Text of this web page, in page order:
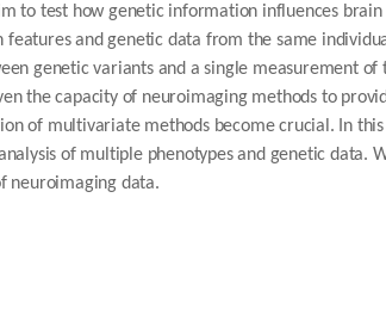
to test how genetic information influences
features and genetic data from the same
genetic variants and a single measurement
the capacity of neuroimaging methods to
of multivariate methods become crucial. In
of multiple phenotypes and genetic data.
neuroimaging data.